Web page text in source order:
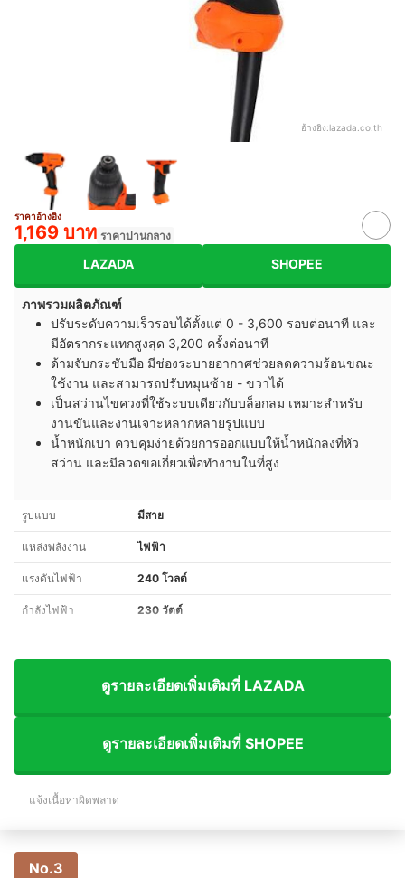
อ้างอิง:lazada.co.th
ราคาอ้างอิง
1,169 บาท ราคาปานกลาง
LAZADA SHOPEE
ภาพรวมผลิตภัณฑ์
ปรับระดับความเร็วรอบได้ตั้งแต่ 0 - 3,600 รอบต่อนาที และ
มีอัตรากระแทกสูงสุด 3,200 ครั้งต่อนาที
ด้ามจับกระชับมือ มีช่องระบายอากาศช่วยลดความร้อนขณะ
ใช้งาน และสามารถปรับหมุนซ้าย - ขวาได้
เป็นสว่านไขควงที่ใช้ระบบเดียวกับบล็อกลม เหมาะสำหรับ
งานขันและงานเจาะหลากหลายรูปแบบ
น้ำหนักเบา ควบคุมง่ายด้วยการออกแบบให้น้ำหนักลงที่หัว
สว่าน และมีลวดขอเกี่ยวเพื่อทำงานในที่สูง
รูปแบบ มีสาย
แหล่งพลังงาน ไฟฟ้า
แรงดันไฟฟ้า 240 โวลต์
กำลังไฟฟ้า 230 วัตต์
ดูรายละเอียดเพิ่มเติมที่ LAZADA
ดูรายละเอียดเพิ่มเติมที่ SHOPEE
แจ้งเนื้อหาผิดพลาด
No.3